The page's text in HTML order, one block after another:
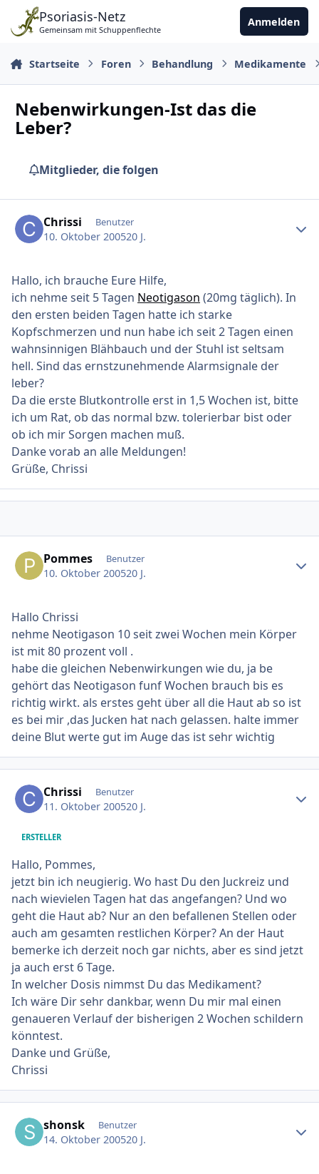
Zu Inhalt springen
Psoriasis-Netz
Gemeinsam mit Schuppenflechte
Anmelden
Startseite Foren Behandlung Medikamente
Nebenwirkungen-Ist das die
Leber?
Mitglieder, die folgen
Chrissi Benutzer
10. Oktober 200520 J.
Hallo, ich brauche Eure Hilfe,
ich nehme seit 5 Tagen Neotigason (20mg täglich). In
den ersten beiden Tagen hatte ich starke
Kopfschmerzen und nun habe ich seit 2 Tagen einen
wahnsinnigen Blähbauch und der Stuhl ist seltsam
hell. Sind das ernstzunehmende Alarmsignale der
leber?
Da die erste Blutkontrolle erst in 1,5 Wochen ist, bitte
ich um Rat, ob das normal bzw. tolerierbar bist oder
ob ich mir Sorgen machen muß.
Danke vorab an alle Meldungen!
Grüße, Chrissi
Pommes Benutzer
10. Oktober 200520 J.
Hallo Chrissi
nehme Neotigason 10 seit zwei Wochen mein Körper
ist mit 80 prozent voll .
habe die gleichen Nebenwirkungen wie du, ja be
gehört das Neotigason funf Wochen brauch bis es
richtig wirkt. als erstes geht über all die Haut ab so ist
es bei mir ,das Jucken hat nach gelassen. halte immer
deine Blut werte gut im Auge das ist sehr wichtig
Chrissi Benutzer
11. Oktober 200520 J.
ERSTELLER
Hallo, Pommes,
jetzt bin ich neugierig. Wo hast Du den Juckreiz und
nach wievielen Tagen hat das angefangen? Und wo
geht die Haut ab? Nur an den befallenen Stellen oder
auch am gesamten restlichen Körper? An der Haut
bemerke ich derzeit noch gar nichts, aber es sind jetzt
ja auch erst 6 Tage.
In welcher Dosis nimmst Du das Medikament?
Ich wäre Dir sehr dankbar, wenn Du mir mal einen
genaueren Verlauf der bisherigen 2 Wochen schildern
könntest.
Danke und Grüße,
Chrissi
shonsk Benutzer
14. Oktober 200520 J.